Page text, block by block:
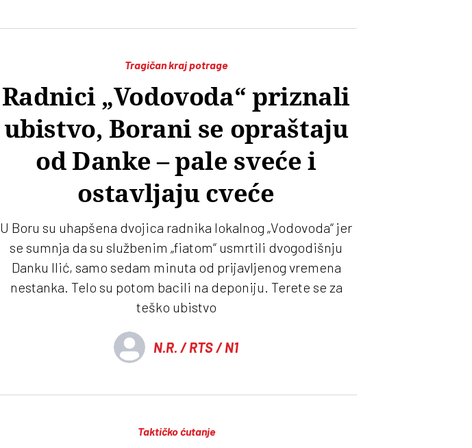
Tragičan kraj potrage
Radnici „Vodovoda“ priznali
ubistvo, Borani se opraštaju
od Danke – pale sveće i
ostavljaju cveće
U Boru su uhapšena dvojica radnika lokalnog „Vodovoda“ jer
se sumnja da su službenim „fiatom“ usmrtili dvogodišnju
Danku Ilić, samo sedam minuta od prijavljenog vremena
nestanka. Telo su potom bacili na deponiju. Terete se za
teško ubistvo
N.R. / RTS / N1
Taktičko ćutanje